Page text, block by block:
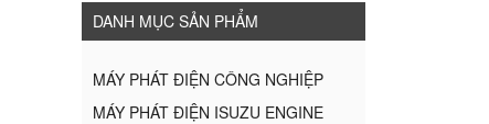
DANH MỤC SẢN PHẨM
MÁY PHÁT ĐIỆN CÔNG NGHIỆP
MÁY PHÁT ĐIỆN ISUZU ENGINE